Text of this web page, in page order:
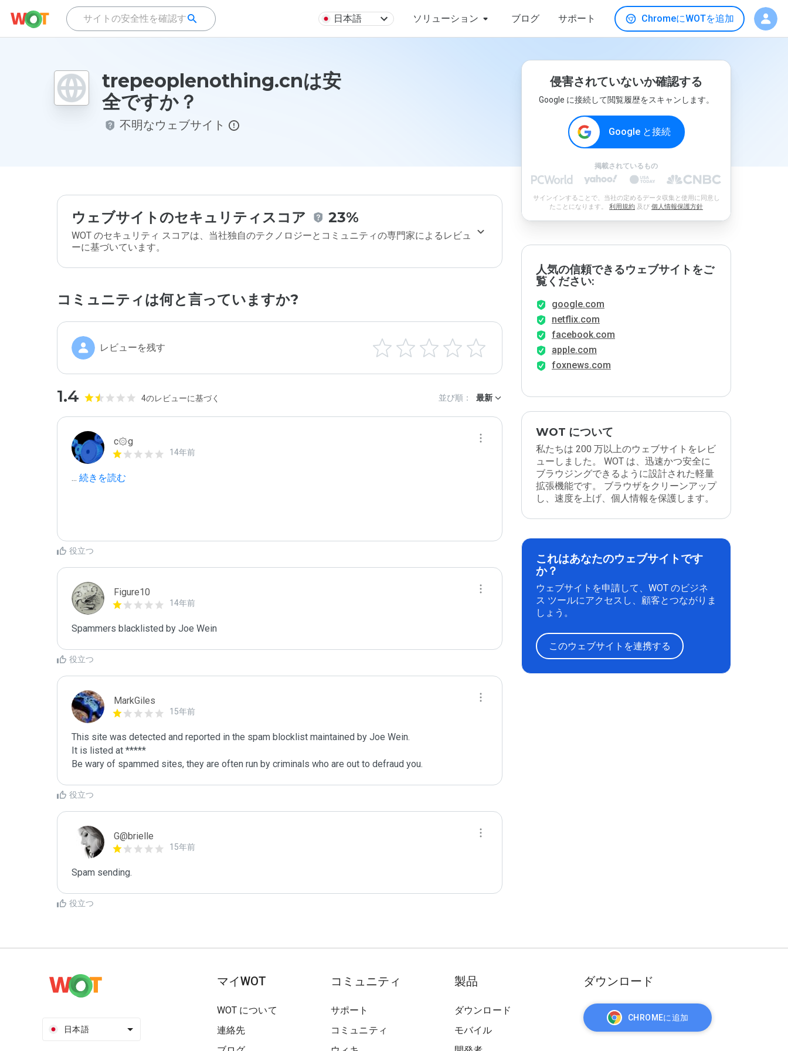
日本語 ソリューション ブログ サポート ChromeにWOTを追加
trepeoplenothing.cnは安
全ですか？
不明なウェブサイト
ウェブサイトのセキュリティスコア 23%
WOT のセキュリティ スコアは、当社独自のテクノロジーとコミュニティの専門家によるレビュ
ーに基づいています。
コミュニティは何と言っていますか?
レビューを残す
1.4 4のレビューに基づく 並び順： 最新
c۞g
14年前
... 続きを読む
役立つ
Figure10
14年前
Spammers blacklisted by Joe Wein
役立つ
MarkGiles
15年前
This site was detected and reported in the spam blocklist maintained by Joe Wein.
It is listed at *****
Be wary of spammed sites, they are often run by criminals who are out to defraud you.
役立つ
G@brielle
15年前
Spam sending.
役立つ
侵害されていないか確認する
Google に接続して閲覧履歴をスキャンします。
Google と接続
掲載されているもの
サインインすることで、当社の定めるデータ収集と使用に同意し
たことになります。 利用規約 及び 個人情報保護方針
人気の信頼できるウェブサイトをご
覧ください:
google.com
netflix.com
facebook.com
apple.com
foxnews.com
WOT について
私たちは 200 万以上のウェブサイトをレビ
ューしました。 WOT は、迅速かつ安全に
ブラウジングできるように設計された軽量
拡張機能です。 ブラウザをクリーンアップ
し、速度を上げ、個人情報を保護します。
これはあなたのウェブサイトです
か？
ウェブサイトを申請して、WOT のビジネ
ス ツールにアクセスし、顧客とつながりま
しょう。
このウェブサイトを連携する
日本語
マイWOT
WOT について
連絡先
コミュニティ
サポート
コミュニティ
製品
ダウンロード
モバイル
ダウンロード
CHROMEに追加